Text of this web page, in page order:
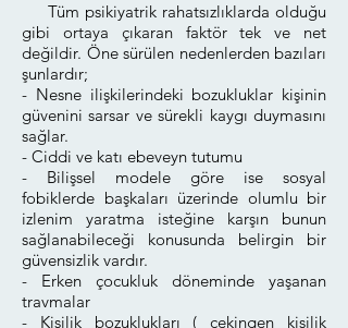
Tüm psikiyatrik rahatsızlıklarda olduğu
gibi ortaya çıkaran faktör tek ve net
değildir. Öne sürülen nedenlerden bazıları
şunlardır;
- Nesne ilişkilerindeki bozukluklar kişinin
güvenini sarsar ve sürekli kaygı duymasını
sağlar.
- Ciddi ve katı ebeveyn tutumu
- Bilişsel modele göre ise sosyal
fobiklerde başkaları üzerinde olumlu bir
izlenim yaratma isteğine karşın bunun
sağlanabileceği konusunda belirgin bir
güvensizlik vardır.
- Erken çocukluk döneminde yaşanan
travmalar
- Kişilik bozuklukları ( çekingen kişilik